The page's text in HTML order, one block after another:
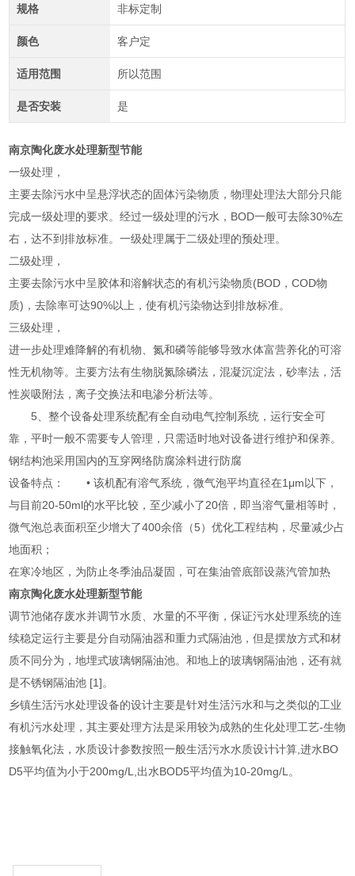
规格 非标定制
颜色 客户定
适用范围 所以范围
是否安装 是
南京陶化废水处理新型节能
一级处理，
主要去除污水中呈悬浮状态的固体污染物质，物理处理法大部分只能
完成一级处理的要求。经过一级处理的污水，BOD一般可去除30%左
右，达不到排放标准。一级处理属于二级处理的预处理。
二级处理，
主要去除污水中呈胶体和溶解状态的有机污染物质(BOD，COD物
质)，去除率可达90%以上，使有机污染物达到排放标准。
三级处理，
进一步处理难降解的有机物、氮和磷等能够导致水体富营养化的可溶
性无机物等。主要方法有生物脱氮除磷法，混凝沉淀法，砂率法，活
性炭吸附法，离子交换法和电渗分析法等。
5、整个设备处理系统配有全自动电气控制系统，运行安全可
靠，平时一般不需要专人管理，只需适时地对设备进行维护和保养。
钢结构池采用国内的互穿网络防腐涂料进行防腐
设备特点： • 该机配有溶气系统，微气泡平均直径在1μm以下，
与目前20-50ml的水平比较，至少减小了20倍，即当溶气量相等时，
微气泡总表面积至少增大了400余倍（5）优化工程结构，尽量减少占
地面积；
在寒冷地区，为防止冬季油品凝固，可在集油管底部设蒸汽管加热
南京陶化废水处理新型节能
调节池储存废水并调节水质、水量的不平衡，保证污水处理系统的连
续稳定运行主要是分自动隔油器和重力式隔油池，但是摆放方式和材
质不同分为，地埋式玻璃钢隔油池。和地上的玻璃钢隔油池，还有就
是不锈钢隔油池 [1]。
乡镇生活污水处理设备的设计主要是针对生活污水和与之类似的工业
有机污水处理，其主要处理方法是采用较为成熟的生化处理工艺-生物
接触氧化法，水质设计参数按照一般生活污水水质设计计算,进水BO
D5平均值为小于200mg/L,出水BOD5平均值为10-20mg/L。